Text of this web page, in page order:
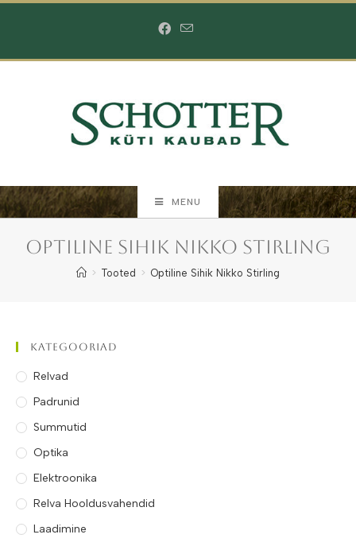
MENU
Optiline Sihik Nikko Stirling
> Tooted > Optiline Sihik Nikko Stirling
Kategooriad
Relvad
Padrunid
Summutid
Optika
Elektroonika
Relva Hooldusvahendid
Laadimine